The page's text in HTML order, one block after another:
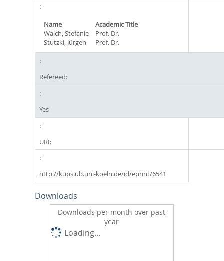
Name
Academic Title
Walch, Stefanie
Prof. Dr.
Stutzki, Jürgen
Prof. Dr.
Refereed:
Yes
URI:
http://kups.ub.uni-koeln.de/id/eprint/6541
Downloads
Downloads per month over past
year
Loading...